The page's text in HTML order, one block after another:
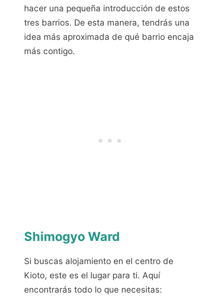
hacer una pequeña introducción de estos
tres barrios. De esta manera, tendrás una
idea más aproximada de qué barrio encaja
más contigo.
Shimogyo Ward
Si buscas alojamiento en el centro de
Kioto, este es el lugar para ti. Aquí
encontrarás todo lo que necesitas: